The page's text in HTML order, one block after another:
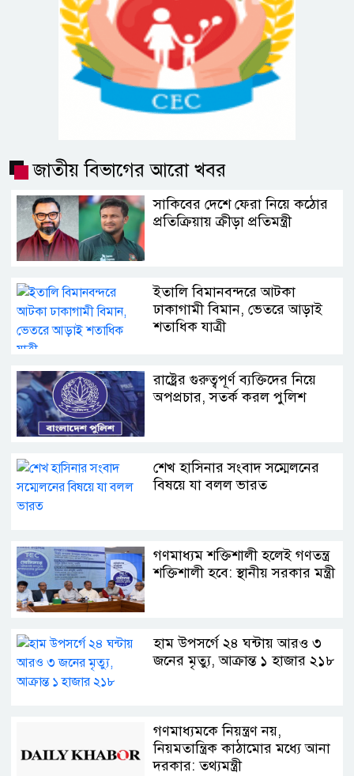
জাতীয় বিভাগের আরো খবর
সাকিবের দেশে ফেরা নিয়ে কঠোর
প্রতিক্রিয়ায় ক্রীড়া প্রতিমন্ত্রী
ইতালি বিমানবন্দরে আটকা
ঢাকাগামী বিমান, ভেতরে আড়াই
শতাধিক যাত্রী
রাষ্ট্রের গুরুত্বপূর্ণ ব্যক্তিদের নিয়ে
অপপ্রচার, সতর্ক করল পুলিশ
শেখ হাসিনার সংবাদ সম্মেলনের
বিষয়ে যা বলল ভারত
গণমাধ্যম শক্তিশালী হলেই গণতন্ত্র
শক্তিশালী হবে: স্থানীয় সরকার মন্ত্রী
হাম উপসর্গে ২৪ ঘন্টায় আরও ৩
জনের মৃত্যু, আক্রান্ত ১ হাজার ২১৮
গণমাধ্যমকে নিয়ন্ত্রণ নয়,
নিয়মতান্ত্রিক কাঠামোর মধ্যে আনা
দরকার: তথ্যমন্ত্রী